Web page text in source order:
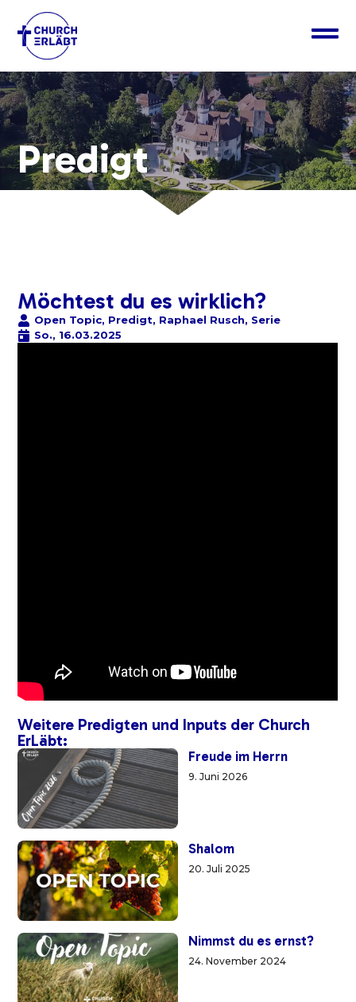
Predigt
Möchtest du es wirklich?
Open Topic, Predigt, Raphael Rusch, Serie
So., 16.03.2025
Weitere Predigten und Inputs der Church
ErLäbt:
Freude im Herrn
9. Juni 2026
Shalom
20. Juli 2025
Nimmst du es ernst?
24. November 2024